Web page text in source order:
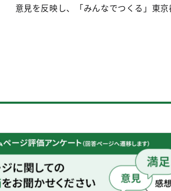
意見を反映し、「みんなでつくる」東京